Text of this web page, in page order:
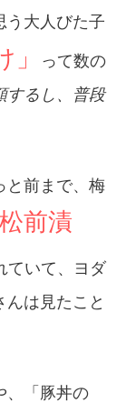
う大人びた子
」
って数の
するし、普段
と前まで、梅
前漬
ていて、ヨダ
は見たこと
、「豚丼の